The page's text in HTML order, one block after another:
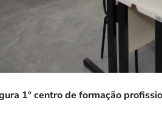
1º centro de formação